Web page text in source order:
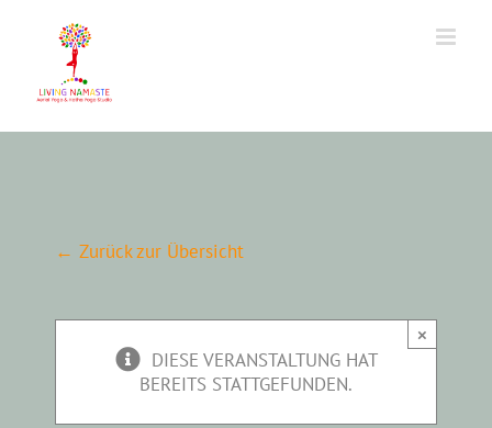
springen
← Zurück zur Übersicht
×
DIESE VERANSTALTUNG HAT
BEREITS STATTGEFUNDEN.